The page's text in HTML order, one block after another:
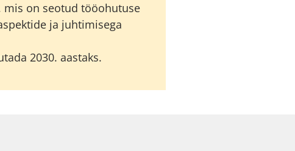
mis on seotud tööohutuse
ja juhtimisega
2030. aastaks.